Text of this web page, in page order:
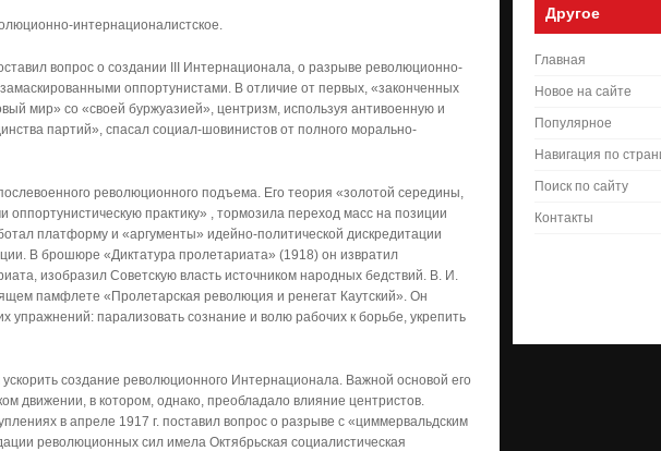
интернационалистское.
вопрос о создании III Интернационала, о разрыве революционно-
оппортунистами. В отличие от первых, «законченных
мир» со «своей буржуазией», центризм, используя антивоенную и
партий», спасал социал-шовинистов от полного морально-
революционного подъема. Его теория «золотой середины,
практику» , тормозила переход масс на позиции
платформу и «аргументы» идейно-политической дискредитации
В брошюре «Диктатура пролетариата» (1918) он извратил
изобразил Советскую власть источником народных бедствий. В. И.
памфлете «Пролетарская революция и ренегат Каутский». Он
упражнений: парализовать сознание и волю рабочих к борьбе, укрепить
создание революционного Интернационала. Важной основой его
движении, в котором, однако, преобладало влияние центристов.
в апреле 1917 г. поставил вопрос о разрыве с «циммервальдским
революционных сил имела Октябрьская социалистическая
Другое
Главная
Новое на сайте
Популярное
Навигация по
Поиск по сайту
Контакты